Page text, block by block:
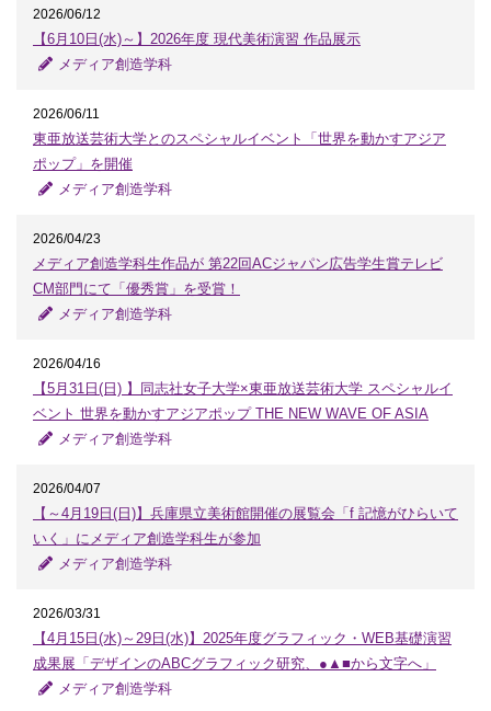
2026/06/12
【6月10日(水)～】2026年度 現代美術演習 作品展示
メディア創造学科
2026/06/11
東亜放送芸術大学とのスペシャルイベント「世界を動かすアジア
ポップ」を開催
メディア創造学科
2026/04/23
メディア創造学科生作品が 第22回ACジャパン広告学生賞テレビ
CM部門にて「優秀賞」を受賞！
メディア創造学科
2026/04/16
【5月31日(日) 】同志社女子大学×東亜放送芸術大学 スペシャルイ
ベント 世界を動かすアジアポップ THE NEW WAVE OF ASIA
メディア創造学科
2026/04/07
【～4月19日(日)】兵庫県立美術館開催の展覧会「f 記憶がひらいて
いく」にメディア創造学科生が参加
メディア創造学科
2026/03/31
【4月15日(水)～29日(水)】2025年度グラフィック・WEB基礎演習
成果展「デザインのABCグラフィック研究、●▲■から文字へ」
メディア創造学科